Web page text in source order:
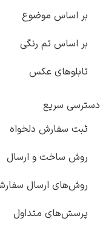
بر اساس موضوع
بر اساس تم رنگی
تابلوهای عکس
دسترسی سریع
ثبت سفارش دلخواه
روش ساخت و ارسال
روش‌های ارسال
پرسش‌های متداول